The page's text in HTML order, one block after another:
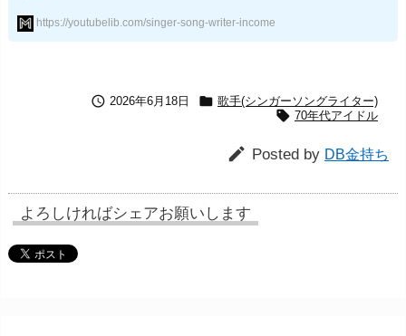
https://youtubelib.com/singer-song-writer-income
 2026年6月18日  歌手(シンガーソングライター)
 70年代アイドル
 Posted by DB金持ち
よろしければシェアお願いします